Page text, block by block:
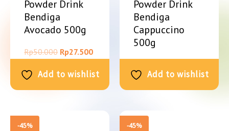
Powder Drink
Bendiga
Avocado 500g
Rp50.000 Rp27.500
Add to wishlist
Powder Drink
Bendiga
Cappuccino
500g
Add to wishlist
-45% -45%